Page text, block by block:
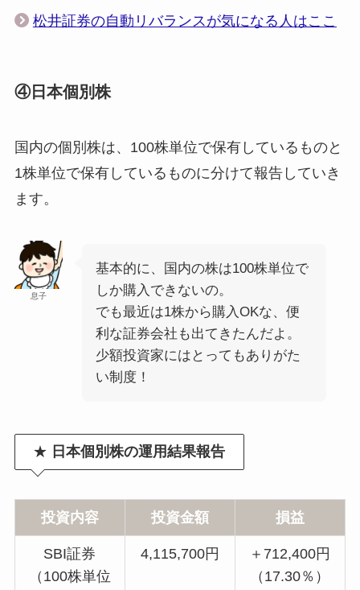
松井証券の自動リバランスが気になる人はここ
④日本個別株
国内の個別株は、100株単位で保有しているものと
1株単位で保有しているものに分けて報告していき
ます。
息子
基本的に、国内の株は100株単位で
しか購入できないの。
でも最近は1株から購入OKな、便
利な証券会社も出てきたんだよ。
少額投資家にはとってもありがた
い制度！
★ 日本個別株の運用結果報告
投資内容 投資金額 損益
SBI証券
（100株単位
4,115,700円
＋712,400円
（17.30％）